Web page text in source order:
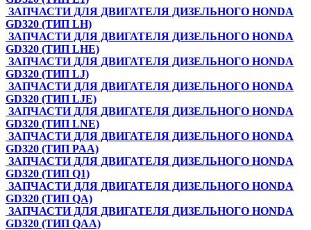
ЗАПЧАСТИ ДЛЯ ДВИГАТЕЛЯ ДИЗЕЛЬНОГО HONDA
GD320 (ТИП LH)
ЗАПЧАСТИ ДЛЯ ДВИГАТЕЛЯ ДИЗЕЛЬНОГО HONDA
GD320 (ТИП LHE)
ЗАПЧАСТИ ДЛЯ ДВИГАТЕЛЯ ДИЗЕЛЬНОГО HONDA
GD320 (ТИП LJ)
ЗАПЧАСТИ ДЛЯ ДВИГАТЕЛЯ ДИЗЕЛЬНОГО HONDA
GD320 (ТИП LJE)
ЗАПЧАСТИ ДЛЯ ДВИГАТЕЛЯ ДИЗЕЛЬНОГО HONDA
GD320 (ТИП LNE)
ЗАПЧАСТИ ДЛЯ ДВИГАТЕЛЯ ДИЗЕЛЬНОГО HONDA
GD320 (ТИП PAA)
ЗАПЧАСТИ ДЛЯ ДВИГАТЕЛЯ ДИЗЕЛЬНОГО HONDA
GD320 (ТИП Q1)
ЗАПЧАСТИ ДЛЯ ДВИГАТЕЛЯ ДИЗЕЛЬНОГО HONDA
GD320 (ТИП QA)
ЗАПЧАСТИ ДЛЯ ДВИГАТЕЛЯ ДИЗЕЛЬНОГО HONDA
GD320 (ТИП QAA)